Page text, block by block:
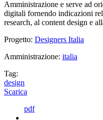
Amministrazione e serve ad
digitali fornendo indicazioni
research, al content design e
Progetto: Designers Italia
Amministrazione: italia
Tag:
design
Scarica
pdf